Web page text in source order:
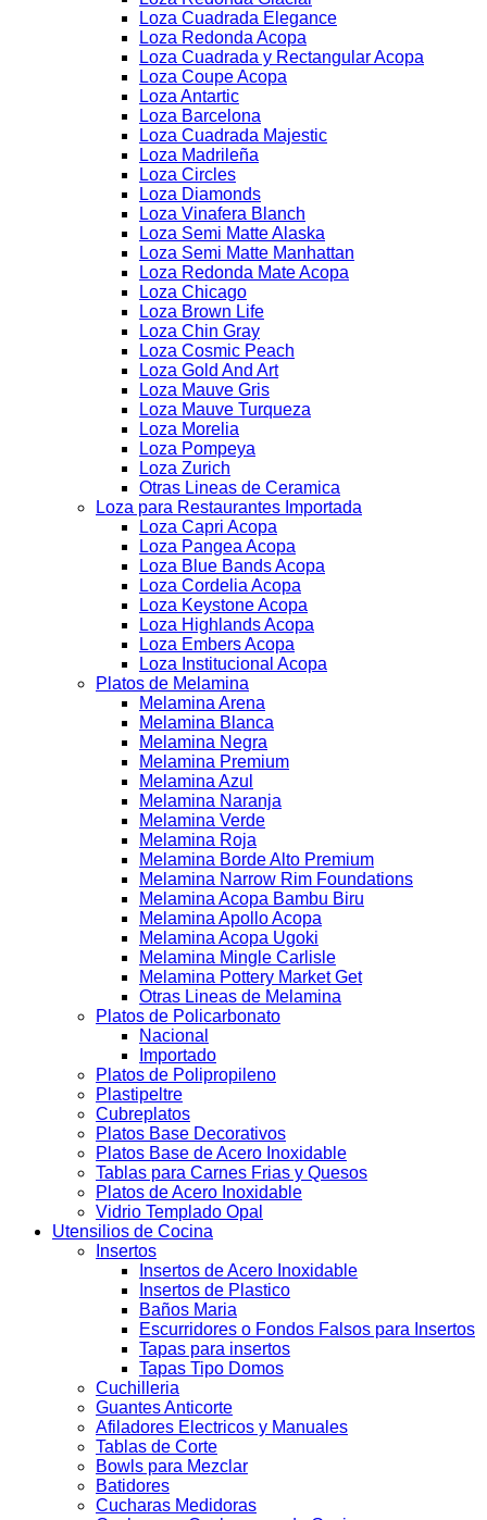
Loza Cuadrada Elegance
Loza Redonda Acopa
Loza Cuadrada y Rectangular Acopa
Loza Coupe Acopa
Loza Antartic
Loza Barcelona
Loza Cuadrada Majestic
Loza Madrileña
Loza Circles
Loza Diamonds
Loza Vinafera Blanch
Loza Semi Matte Alaska
Loza Semi Matte Manhattan
Loza Redonda Mate Acopa
Loza Chicago
Loza Brown Life
Loza Chin Gray
Loza Cosmic Peach
Loza Gold And Art
Loza Mauve Gris
Loza Mauve Turqueza
Loza Morelia
Loza Pompeya
Loza Zurich
Otras Lineas de Ceramica
Loza para Restaurantes Importada
Loza Capri Acopa
Loza Pangea Acopa
Loza Blue Bands Acopa
Loza Cordelia Acopa
Loza Keystone Acopa
Loza Highlands Acopa
Loza Embers Acopa
Loza Institucional Acopa
Platos de Melamina
Melamina Arena
Melamina Blanca
Melamina Negra
Melamina Premium
Melamina Azul
Melamina Naranja
Melamina Verde
Melamina Roja
Melamina Borde Alto Premium
Melamina Narrow Rim Foundations
Melamina Acopa Bambu Biru
Melamina Apollo Acopa
Melamina Acopa Ugoki
Melamina Mingle Carlisle
Melamina Pottery Market Get
Otras Lineas de Melamina
Platos de Policarbonato
Nacional
Importado
Platos de Polipropileno
Plastipeltre
Cubreplatos
Platos Base Decorativos
Platos Base de Acero Inoxidable
Tablas para Carnes Frias y Quesos
Platos de Acero Inoxidable
Vidrio Templado Opal
Utensilios de Cocina
Insertos
Insertos de Acero Inoxidable
Insertos de Plastico
Baños Maria
Escurridores o Fondos Falsos para Insertos
Tapas para insertos
Tapas Tipo Domos
Cuchilleria
Guantes Anticorte
Afiladores Electricos y Manuales
Tablas de Corte
Bowls para Mezclar
Batidores
Cucharas Medidoras